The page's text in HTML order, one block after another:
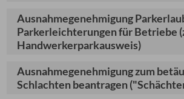
Ausnahmegenehmigung
Parkerleichterungen für Betriebe
Handwerkerparkausweis)
Ausnahmegenehmigung zum
Schlachten beantragen